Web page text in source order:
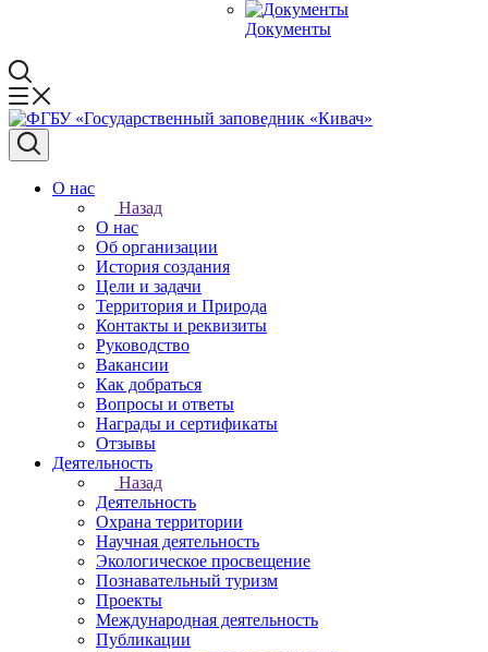
Документы
О нас
Назад
О нас
Об организации
История создания
Цели и задачи
Территория и Природа
Контакты и реквизиты
Руководство
Вакансии
Как добраться
Вопросы и ответы
Награды и сертификаты
Отзывы
Деятельность
Назад
Деятельность
Охрана территории
Научная деятельность
Экологическое просвещение
Познавательный туризм
Проекты
Международная деятельность
Публикации